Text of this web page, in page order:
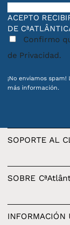
ACEPTO
DE
Confirmo
de Privacidad.
¡No enviamos spam!
más información.
SOPORTE AL
SOBRE
INFORMACIÓN